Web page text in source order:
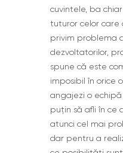
cuvintele, ba
tuturor celor care
privim problema
dezvoltatorilor,
spune că este
imposibil în orice
angajezi o
puțin să afli în ce
atunci cel mai
dar pentru a